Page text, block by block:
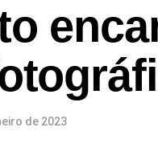
de 2023